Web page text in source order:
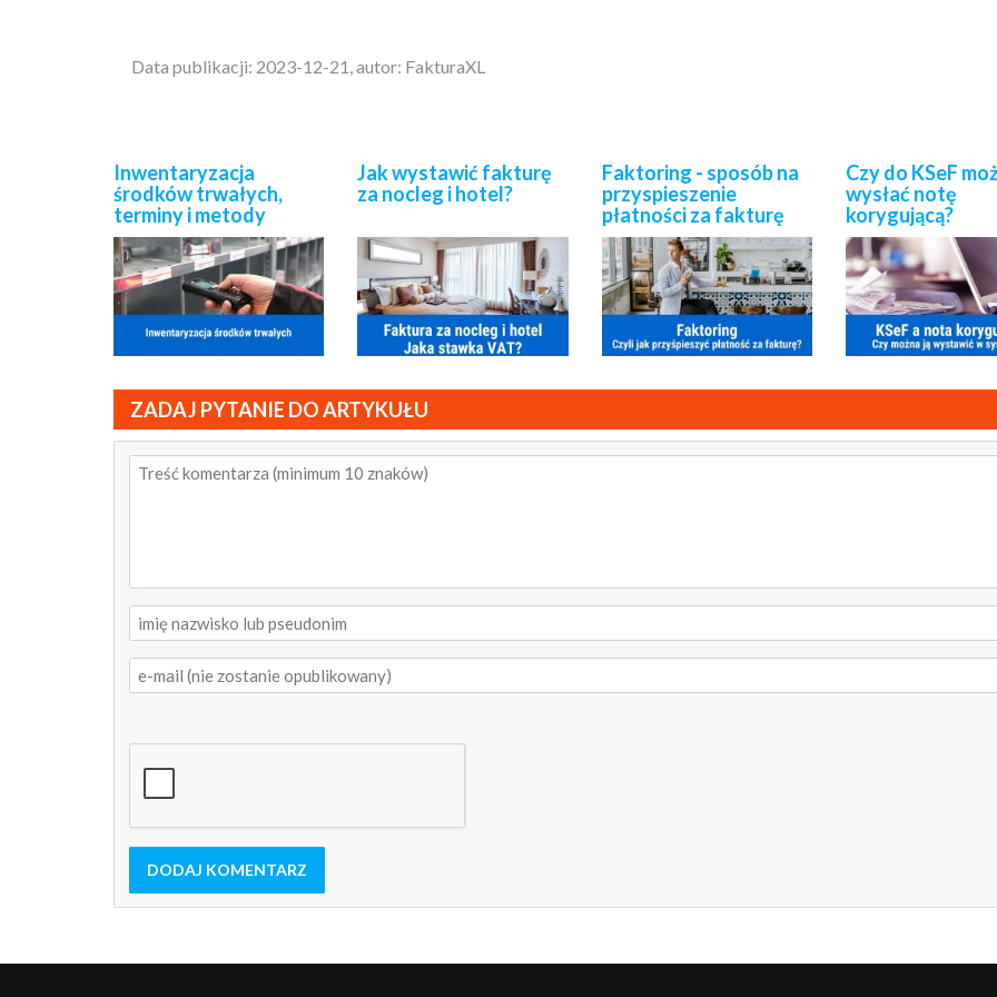
Data publikacji: 2023-12-21, autor: FakturaXL
Inwentaryzacja
środków trwałych,
terminy i metody
Jak wystawić fakturę
za nocleg i hotel?
Faktoring - sposób na
przyspieszenie
płatności za fakturę
Czy do KSeF
wysłać notę
korygującą?
ZADAJ PYTANIE DO ARTYKUŁU
DODAJ KOMENTARZ